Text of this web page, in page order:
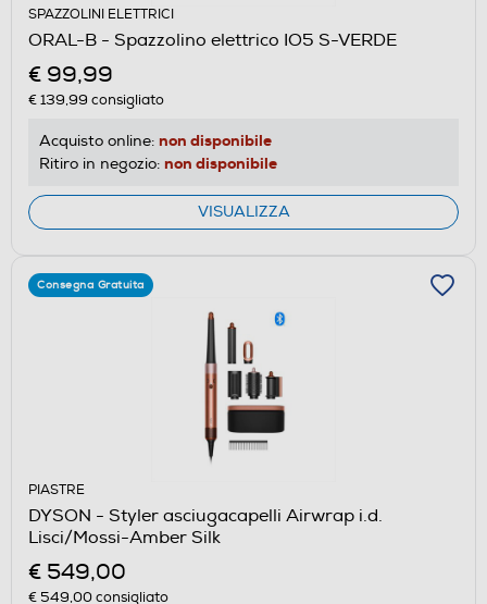
SPAZZOLINI ELETTRICI
ORAL-B - Spazzolino elettrico IO5 S-VERDE
€ 99,99
€ 139,99 consigliato
Acquisto online: non disponibile
Ritiro in negozio: non disponibile
VISUALIZZA
Consegna Gratuita
PIASTRE
DYSON - Styler asciugacapelli Airwrap i.d.
Lisci/Mossi-Amber Silk
€ 549,00
€ 549,00consigliato